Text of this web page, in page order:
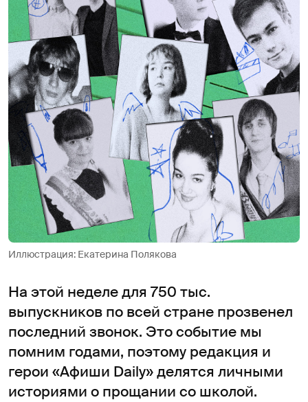
Иллюстрация: Екатерина Полякова
На этой неделе для 750 тыс.
выпускников по всей стране прозвенел
последний звонок. Это событие мы
помним годами, поэтому редакция и
герои «Афиши Daily» делятся личными
историями о прощании со школой.